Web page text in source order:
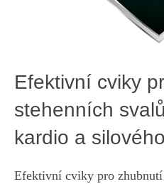
Efektivní cviky
stehenních
kardio ​a
Efektivní⁣ cviky pro zhubnutí